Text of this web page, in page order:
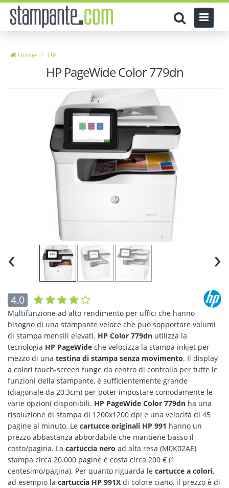
Home HP
HP PageWide Color 779dn
‹ ›
4.0
Multifunzione ad alto rendimento per uffici che hanno
bisogno di una stampante veloce che può sopportare volumi
di stampa mensili elevati. HP Color 779dn utilizza la
tecnologia HP PageWide che velocizza la stampa inkjet per
mezzo di una testina di stampa senza movimento. Il display
a colori touch-screen funge da centro di controllo per tutte le
funzioni della stampante, è sufficientemente grande
(diagonale da 20,3cm) per poter impostare comodamente le
varie opzioni disponibili. HP PageWide Color 779dn ha una
risoluzione di stampa di 1200x1200 dpi e una velocità di 45
pagine al minuto. Le cartucce originali HP 991 hanno un
prezzo abbastanza abbordabile che mantiene basso il
costo/pagina. La cartuccia nero ad alta resa (M0K02AE)
stampa circa 20.000 pagine è costa circa 200 € (1
centesimo/pagina). Per quanto riguarda le cartucce a colori,
ad esempio la cartuccia HP 991X di colore ciano, il prezzo è di